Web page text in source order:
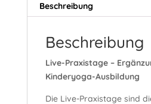
Beschreibung
Beschreibung
Live-Praxistage –
Kinderyoga-Ausbildung
Die Live-Praxistage sind